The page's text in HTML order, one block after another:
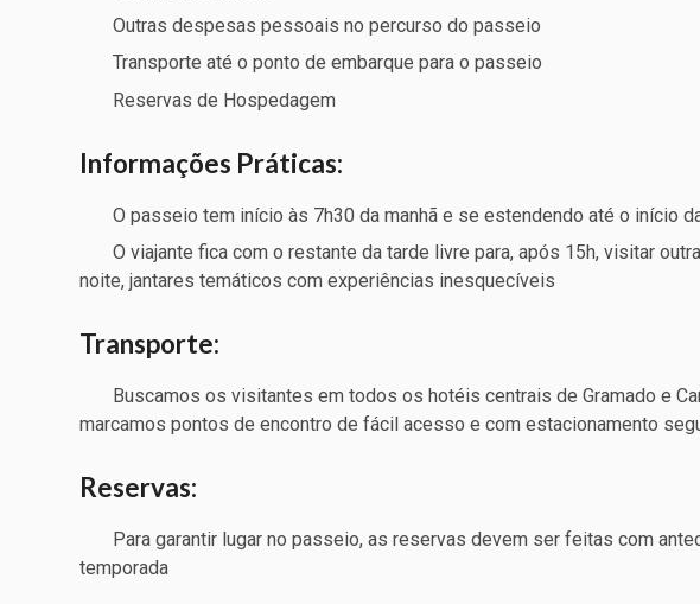
Outras despesas pessoais no percurso do passeio
Transporte até o ponto de embarque para o passeio
Reservas de Hospedagem
Informações Práticas:
O passeio tem início às 7h30 da manhã e se estendendo até o início
O viajante fica com o restante da tarde livre para, após 15h, visitar
noite, jantares temáticos com experiências inesquecíveis
Transporte:
Buscamos os visitantes em todos os hotéis centrais de Gramado e
marcamos pontos de encontro de fácil acesso e com estacionamento
Reservas:
Para garantir lugar no passeio, as reservas devem ser feitas com
temporada